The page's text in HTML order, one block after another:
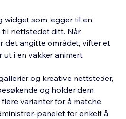
widget som legger til en
til nettstedet ditt. Når
det angitte området, vifter et
i en vakker animert
og kreative nettsteder,
og holder dem
varianter for å matche
panelet for enkelt å